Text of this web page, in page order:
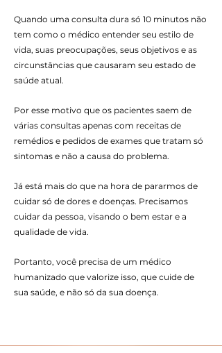
Quando uma consulta dura só 10 minutos não
tem como o médico entender seu estilo de
vida, suas preocupações, seus objetivos e as
circunstâncias que causaram seu estado de
saúde atual.
Por esse motivo que os pacientes saem de
várias consultas apenas com receitas de
remédios e pedidos de exames que tratam só
sintomas e não a causa do problema.
Já está mais do que na hora de pararmos de
cuidar só de dores e doenças. Precisamos
cuidar da pessoa, visando o bem estar e a
qualidade de vida.
Portanto, você precisa de um médico
humanizado que valorize isso, que cuide de
sua saúde, e não só da sua doença.